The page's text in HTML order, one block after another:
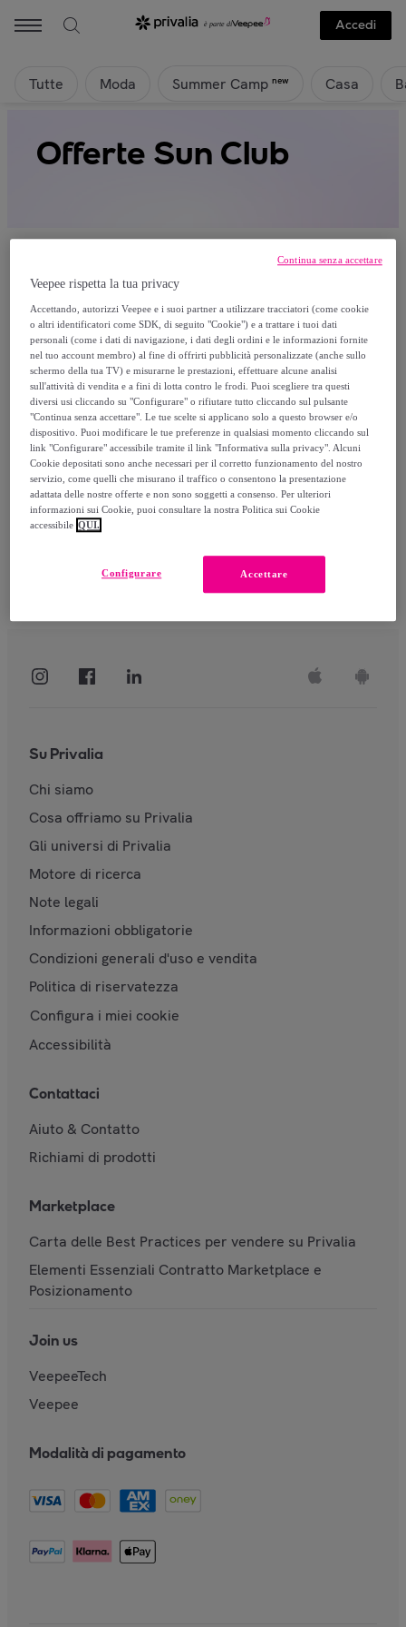
Accedi
Tutte Moda Summer Camp new Casa
Offerte Sun Club
Attualmente non è disponibile alcun
prodotto.
Registrati e accedi a tutti i prodotti visibili ai nostri
membri.
Accedi
Su Privalia
Chi siamo
Cosa offriamo su Privalia
Gli universi di Privalia
Motore di ricerca
Note legali
Informazioni obbligatorie
Condizioni generali d'uso e vendita
Politica di riservatezza
Configura i miei cookie
Accessibilità
Contattaci
Aiuto & Contatto
Richiami di prodotti
Marketplace
Carta delle Best Practices per vendere su Privalia
Elementi Essenziali Contratto Marketplace e
Posizionamento
Join us
VeepeeTech
Veepee
Modalità di pagamento
Veepee rispetta la tua privacy
Accettando, autorizzi Veepee e i suoi partner a utilizzare tracciatori (come cookie
o altri identificatori come SDK, di seguito "Cookie") e a trattare i tuoi dati
personali (come i dati di navigazione, i dati degli ordini e le informazioni fornite
nel tuo account membro) al fine di offrirti pubblicità personalizzate (anche sullo
schermo della tua TV) e misurarne le prestazioni, effettuare alcune analisi
sull'attività di vendita e a fini di lotta contro le frodi. Puoi scegliere tra questi
diversi usi cliccando su "Configurare" o rifiutare tutto cliccando sul pulsante
"Continua senza accettare". Le tue scelte si applicano solo a questo browser e/o
dispositivo. Puoi modificare le tue preferenze in qualsiasi momento cliccando sul
link "Configurare" accessibile tramite il link "Informativa sulla privacy". Alcuni
Cookie depositati sono anche necessari per il corretto funzionamento del nostro
servizio, come quelli che misurano il traffico o consentono la presentazione
adattata delle nostre offerte e non sono soggetti a consenso. Per ulteriori
informazioni sui Cookie, puoi consultare la nostra Politica sui Cookie
accessibile QUI.
Accettare
Configurare
Continua senza accettare